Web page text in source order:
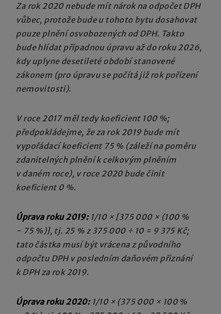
Za rok 2020 nebude mít nárok na odpočet DPH
vůbec, protože bude u tohoto bytu dosahovat
pouze plnění osvobozených od DPH. Takto
bude hlídat případnou úpravu až do roku 2026,
kdy uplyne desetileté období stanovené
zákonem (pro úpravu se počítá již rok pořízení
nemovitosti).
V roce 2017 měl tedy koeficient 100 %;
předpokládejme, že za rok 2019 bude mít
vypořádací koeficient 75 % (záleží na poměru
zdanitelných plnění k celkovým plněním
v daném roce), v roce 2020 bude činit
koeficient 0 %.
Úprava roku 2019:1/10 × [375 000 × (100 %
− 75 %)], tj. 25 % z 375 000 ÷ 10 = 9 375 Kč;
tato částka musí být vrácena z původního
odpočtu DPH v posledním daňovém přiznání
k DPH za rok 2019.
Úprava roku 2020:1/10 × (375 000 × 100 %